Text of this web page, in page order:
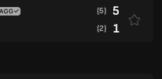
(5) 5
(2) 1